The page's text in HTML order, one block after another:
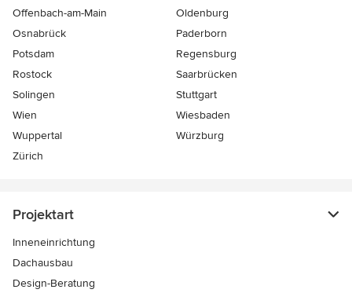
Offenbach-am-Main
Oldenburg
Osnabrück
Paderborn
Potsdam
Regensburg
Rostock
Saarbrücken
Solingen
Stuttgart
Wien
Wiesbaden
Wuppertal
Würzburg
Zürich
Projektart
Inneneinrichtung
Dachausbau
Design-Beratung